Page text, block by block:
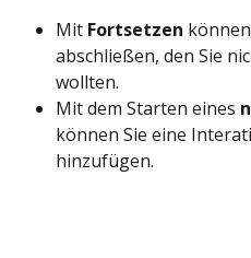
Mit Fortsetzen
abschließen, den Sie
wollten.
Mit dem Starten eines
können Sie eine
hinzufügen.